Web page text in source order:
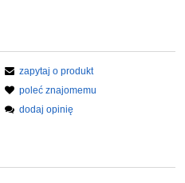
zapytaj o produkt
poleć znajomemu
dodaj opinię